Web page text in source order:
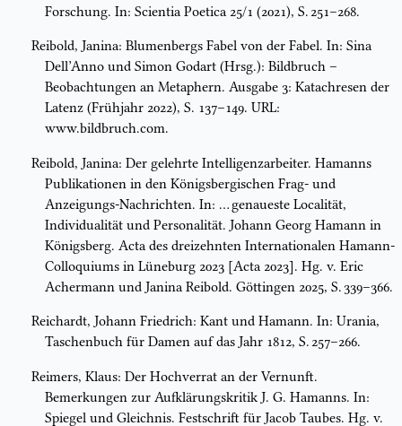
Forschung. In: Scientia Poetica 25/1 (2021), S. 251–268.
Reibold, Janina: Blumenbergs Fabel von der Fabel. In: Sina
Dell’Anno und Simon Godart (Hrsg.): Bildbruch –
Beobachtungen an Metaphern. Ausgabe 3: Katachresen der
Latenz (Frühjahr 2022), S. 137–149. URL:
www.bildbruch.com.
Reibold, Janina: Der gelehrte Intelligenzarbeiter. Hamanns
Publikationen in den Königsbergischen Frag- und
Anzeigungs-Nachrichten. In: … genaueste Localität,
Individualität und Personalität. Johann Georg Hamann in
Königsberg. Acta des dreizehnten Internationalen Hamann-
Colloquiums in Lüneburg 2023 [Acta 2023]. Hg. v. Eric
Achermann und Janina Reibold. Göttingen 2025, S. 339–366.
Reichardt, Johann Friedrich: Kant und Hamann. In: Urania,
Taschenbuch für Damen auf das Jahr 1812, S. 257–266.
Reimers, Klaus: Der Hochverrat an der Vernunft.
Bemerkungen zur Aufklärungskritik J. G. Hamanns. In:
Spiegel und Gleichnis. Festschrift für Jacob Taubes. Hg. v.